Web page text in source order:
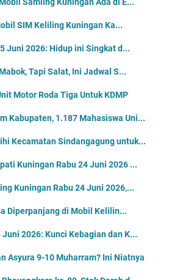
SIM Keliling Kuningan Ka...
Juni 2026: Hidup ini Singkat d...
Tapi Salat, Ini Jadwal S...
Motor Roda Tiga Untuk KDMP
Kabupaten, 1.187 Mahasiswa Uni...
Kecamatan Sindangagung untuk...
Kuningan Rabu 24 Juni 2026 ...
Kuningan Rabu 24 Juni 2026,...
Diperpanjang di Mobil Kelilin...
Juni 2026: Kunci Kebagian dan K...
Asyura 9-10 Muharram? Ini Niatnya